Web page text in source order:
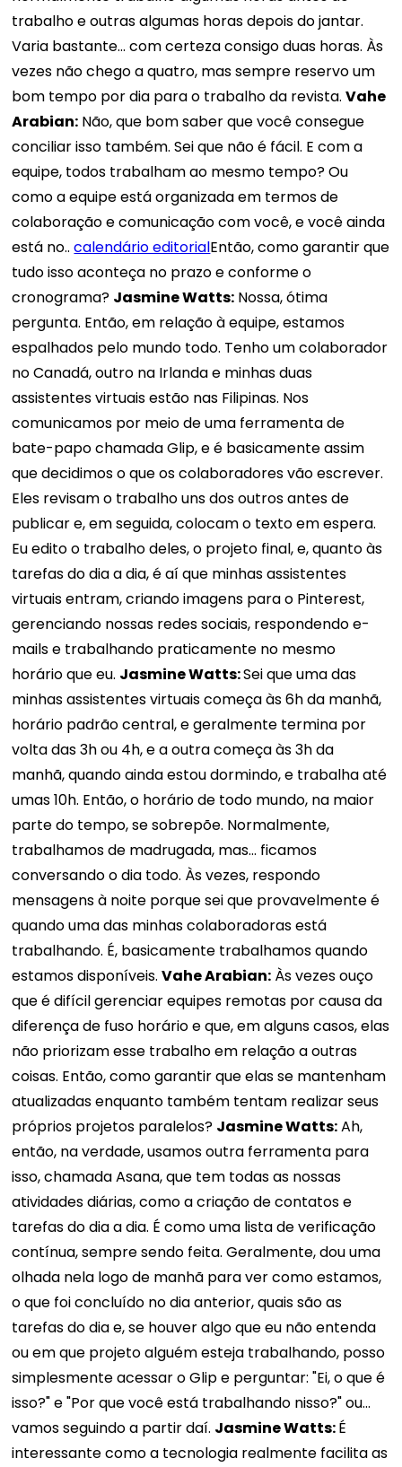
trabalho e outras algumas horas depois do jantar.
Varia bastante... com certeza consigo duas horas. Às
vezes não chego a quatro, mas sempre reservo um
bom tempo por dia para o trabalho da revista.Vahe
Arabian: Não, que bom saber que você consegue
conciliar isso também. Sei que não é fácil. E com a
equipe, todos trabalham ao mesmo tempo? Ou
como a equipe está organizada em termos de
colaboração e comunicação com você, e você ainda
está no..calendário editorialEntão, como garantir que
tudo isso aconteça no prazo e conforme o
cronograma? Jasmine Watts: Nossa, ótima
pergunta. Então, em relação à equipe, estamos
espalhados pelo mundo todo. Tenho um colaborador
no Canadá, outro na Irlanda e minhas duas
assistentes virtuais estão nas Filipinas. Nos
comunicamos por meio de uma ferramenta de
bate-papo chamada Glip, e é basicamente assim
que decidimos o que os colaboradores vão escrever.
Eles revisam o trabalho uns dos outros antes de
publicar e, em seguida, colocam o texto em espera.
Eu edito o trabalho deles, o projeto final, e, quanto às
tarefas do dia a dia, é aí que minhas assistentes
virtuais entram, criando imagens para o Pinterest,
gerenciando nossas redes sociais, respondendo e-
mails e trabalhando praticamente no mesmo
horário que eu. Jasmine Watts:Sei que uma das
minhas assistentes virtuais começa às 6h da manhã,
horário padrão central, e geralmente termina por
volta das 3h ou 4h, e a outra começa às 3h da
manhã, quando ainda estou dormindo, e trabalha até
umas 10h. Então, o horário de todo mundo, na maior
parte do tempo, se sobrepõe. Normalmente,
trabalhamos de madrugada, mas... ficamos
conversando o dia todo. Às vezes, respondo
mensagens à noite porque sei que provavelmente é
quando uma das minhas colaboradoras está
trabalhando. É, basicamente trabalhamos quando
estamos disponíveis.Vahe Arabian: Às vezes ouço
que é difícil gerenciar equipes remotas por causa da
diferença de fuso horário e que, em alguns casos, elas
não priorizam esse trabalho em relação a outras
coisas. Então, como garantir que elas se mantenham
atualizadas enquanto também tentam realizar seus
próprios projetos paralelos? Jasmine Watts:Ah,
então, na verdade, usamos outra ferramenta para
isso, chamada Asana, que tem todas as nossas
atividades diárias, como a criação de contatos e
tarefas do dia a dia. É como uma lista de verificação
contínua, sempre sendo feita. Geralmente, dou uma
olhada nela logo de manhã para ver como estamos,
o que foi concluído no dia anterior, quais são as
tarefas do dia e, se houver algo que eu não entenda
ou em que projeto alguém esteja trabalhando, posso
simplesmente acessar o Glip e perguntar: "Ei, o que é
isso?" e ​​"Por que você está trabalhando nisso?" ou...
vamos seguindo a partir daí. Jasmine Watts:É
interessante como a tecnologia realmente facilita as